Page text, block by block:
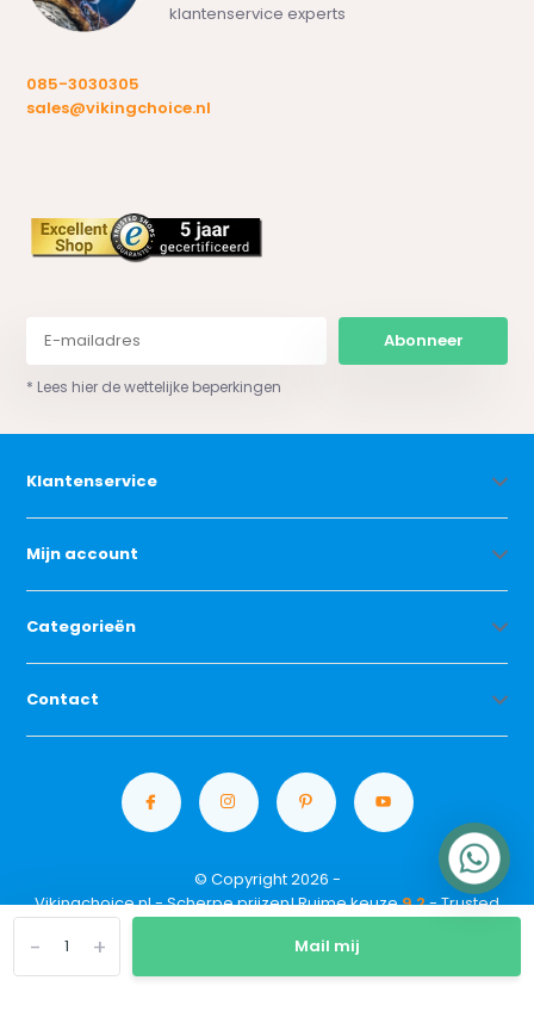
+
- Mail mij
klantenservice experts
085-3030305
sales@vikingchoice.nl
Abonneer
* Lees hier de wettelijke beperkingen
Klantenservice
Mijn account
Categorieën
Contact
© Copyright 2026 -
Vikingchoice.nl - Scherpe prijzen! Ruime keuze9.2- Trusted